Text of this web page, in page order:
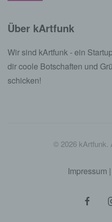
Über kArtfunk
Wir sind kArtfunk - ein
dir coole Botschaften und
schicken!
© 2026 kArtfunk.
Impressum |